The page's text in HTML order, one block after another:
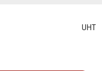
UHT